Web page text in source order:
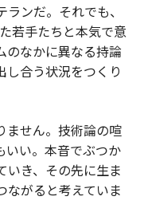
ンだ。それでも、
若手たちと本気で意
のなかに異なる持論
し合う状況をつくり
ません。技術論の喧
いい。本音でぶつか
いき、その先に生ま
ながると考えていま